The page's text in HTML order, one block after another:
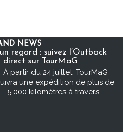
NEWS
regard : suivez l’Outback
direct sur TourMaG
À partir du 24 juillet, TourMaG
une expédition de plus de
5 000 kilomètres à travers...